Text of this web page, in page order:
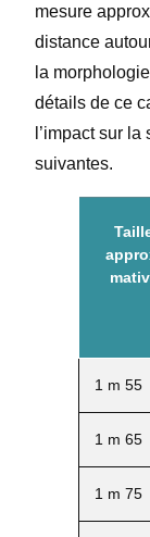
mesure
distance
la
détails de ce
l’impact sur
suivantes.
1 m 55
1 m 65
1 m 75